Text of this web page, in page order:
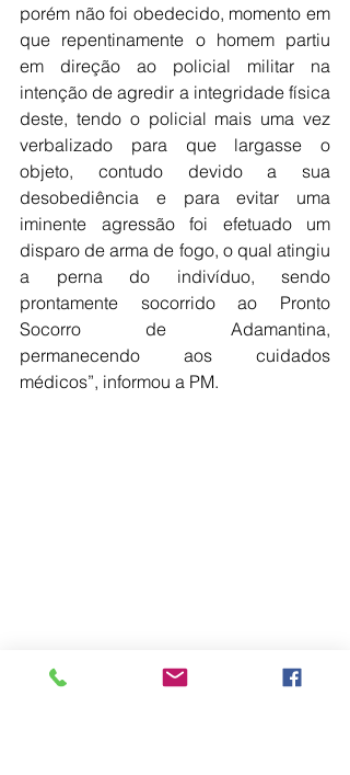
porém não foi obedecido, momento em
que repentinamente o homem partiu
em direção ao policial militar na
intenção de agredir a integridade física
deste, tendo o policial mais uma vez
verbalizado para que largasse o
objeto, contudo devido a sua
desobediência e para evitar uma
iminente agressão foi efetuado um
disparo de arma de fogo, o qual atingiu
a perna do indivíduo, sendo
prontamente socorrido ao Pronto
Socorro de Adamantina,
permanecendo aos cuidados
médicos”, informou a PM.